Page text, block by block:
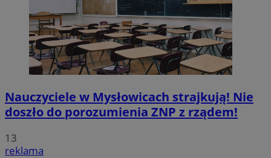
Nauczyciele w Mysłowicach strajkują! Nie
doszło do porozumienia ZNP z rządem!
13
reklama